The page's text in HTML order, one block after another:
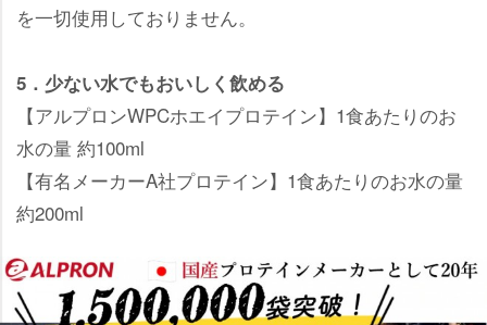
を一切使用しておりません。
5．少ない水でもおいしく飲める
【アルプロンWPCホエイプロテイン】1食あたりのお
水の量 約100ml
【有名メーカーA社プロテイン】1食あたりのお水の量
約200ml